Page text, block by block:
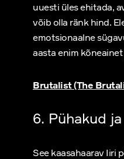
uuesti üles ehitada,
võib olla ränk hind.
emotsionaalne
aasta enim
Brutalist (The
6. Pühakud
See kaasahaarav Iiri